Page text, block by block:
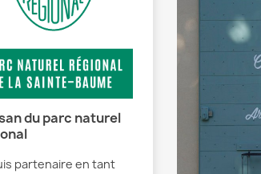
du parc naturel
partenaire en tant